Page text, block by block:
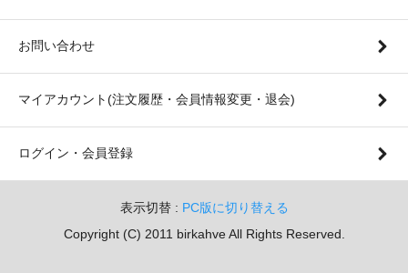
お問い合わせ
マイアカウント(注文履歴・会員情報変更・退会)
ログイン・会員登録
表示切替 : PC版に切り替える
Copyright (C) 2011 birkahve All Rights Reserved.